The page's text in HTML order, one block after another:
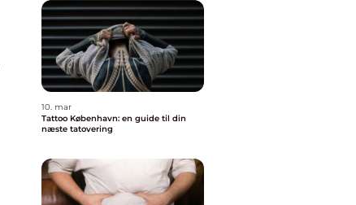
10. mar
Tattoo København: en guide til din
næste tatovering